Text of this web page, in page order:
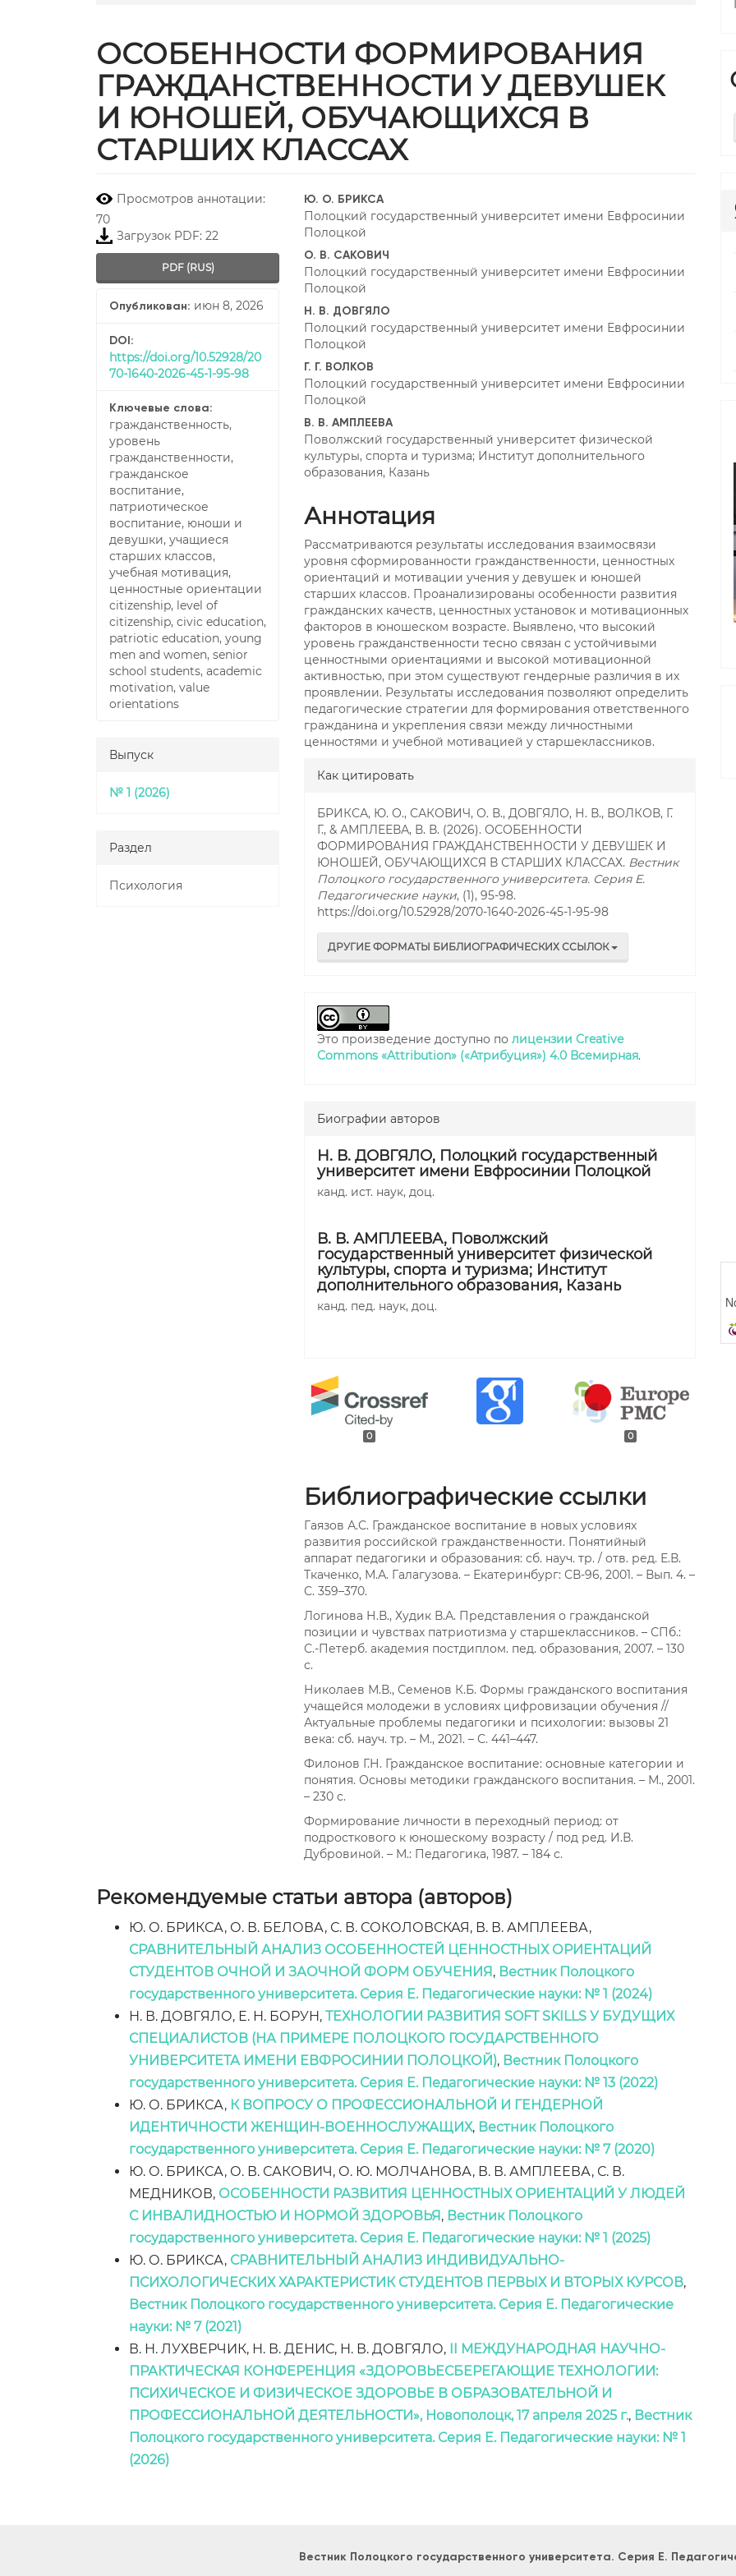
ОСОБЕННОСТИ ФОРМИРОВАНИЯ
ГРАЖДАНСТВЕННОСТИ У ДЕВУШЕК
И ЮНОШЕЙ, ОБУЧАЮЩИХСЯ В
СТАРШИХ КЛАССАХ
##plugins.themes.bootstrap3.article.sidebar##
Просмотров аннотации:
70
Загрузок PDF: 22
PDF (RUS)
Опубликован: июн 8, 2026
DOI:
https://doi.org/10.52928/20
70-1640-2026-45-1-95-98
Ключевые слова:
гражданственность,
уровень
гражданственности,
гражданское
воспитание,
патриотическое
воспитание, юноши и
девушки, учащиеся
старших классов,
учебная мотивация,
ценностные ориентации
citizenship, level of
citizenship, civic education,
patriotic education, young
men and women, senior
school students, academic
motivation, value
orientations
Выпуск
№ 1 (2026)
Раздел
Психология
Ю. О. БРИКСА
Полоцкий государственный университет имени Евфросинии
Полоцкой
О. В. САКОВИЧ
Полоцкий государственный университет имени Евфросинии
Полоцкой
Н. В. ДОВГЯЛО
Полоцкий государственный университет имени Евфросинии
Полоцкой
Г. Г. ВОЛКОВ
Полоцкий государственный университет имени Евфросинии
Полоцкой
В. В. АМПЛЕЕВА
Поволжский государственный университет физической
культуры, спорта и туризма; Институт дополнительного
образования, Казань
Аннотация
Рассматриваются результаты исследования взаимосвязи
уровня сформированности гражданственности, ценностных
ориентаций и мотивации учения у девушек и юношей
старших классов. Проанализированы особенности развития
гражданских качеств, ценностных установок и мотивационных
факторов в юношеском возрасте. Выявлено, что высокий
уровень гражданственности тесно связан с устойчивыми
ценностными ориентациями и высокой мотивационной
активностью, при этом существуют гендерные различия в их
проявлении. Результаты исследования позволяют определить
педагогические стратегии для формирования ответственного
гражданина и укрепления связи между личностными
ценностями и учебной мотивацией у старшеклассников.
Как цитировать
БРИКСА, Ю. О., САКОВИЧ, О. В., ДОВГЯЛО, Н. В., ВОЛКОВ, Г.
Г., & АМПЛЕЕВА, В. В. (2026). ОСОБЕННОСТИ
ФОРМИРОВАНИЯ ГРАЖДАНСТВЕННОСТИ У ДЕВУШЕК И
ЮНОШЕЙ, ОБУЧАЮЩИХСЯ В СТАРШИХ КЛАССАХ. Вестник
Полоцкого государственного университета. Серия E.
Педагогические науки, (1), 95-98.
https://doi.org/10.52928/2070-1640-2026-45-1-95-98
ДРУГИЕ ФОРМАТЫ БИБЛИОГРАФИЧЕСКИХ ССЫЛОК
Это произведение доступно полицензии Creative
Commons «Attribution» («Атрибуция») 4.0 Всемирная.
Биографии авторов
Н. В. ДОВГЯЛО, Полоцкий государственный
университет имени Евфросинии Полоцкой
канд. ист. наук, доц.
В. В. АМПЛЕЕВА, Поволжский
государственный университет физической
культуры, спорта и туризма; Институт
дополнительного образования, Казань
канд. пед. наук, доц.
0 0
Библиографические ссылки
Гаязов А.С. Гражданское воспитание в новых условиях
развития российской гражданственности. Понятийный
аппарат педагогики и образования: сб. науч. тр. / отв. ред. Е.В.
Ткаченко, М.А. Галагузова. – Екатеринбург: СВ-96, 2001. – Вып. 4. –
С. 359–370.
Логинова Н.В., Худик В.А. Представления о гражданской
позиции и чувствах патриотизма у старшеклассников. – СПб.:
С.-Петерб. академия постдиплом. пед. образования, 2007. – 130
с.
Николаев М.В., Семенов К.Б. Формы гражданского воспитания
учащейся молодежи в условиях цифровизации обучения //
Актуальные проблемы педагогики и психологии: вызовы 21
века: сб. науч. тр. – М., 2021. – С. 441–447.
Филонов Г.Н. Гражданское воспитание: основные категории и
понятия. Основы методики гражданского воспитания. – М., 2001.
– 230 с.
Формирование личности в переходный период: от
подросткового к юношескому возрасту / под ред. И.В.
Дубровиной. – М.: Педагогика, 1987. – 184 с.
Рекомендуемые статьи автора (авторов)
Ю. О. БРИКСА, О. В. БЕЛОВА, С. В. СОКОЛОВСКАЯ, В. В. АМПЛЕЕВА,
СРАВНИТЕЛЬНЫЙ АНАЛИЗ ОСОБЕННОСТЕЙ ЦЕННОСТНЫХ ОРИЕНТАЦИЙ
СТУДЕНТОВ ОЧНОЙ И ЗАОЧНОЙ ФОРМ ОБУЧЕНИЯ, Вестник Полоцкого
государственного университета. Серия E. Педагогические науки: № 1 (2024)
Н. В. ДОВГЯЛО, Е. Н. БОРУН, ТЕХНОЛОГИИ РАЗВИТИЯ SOFT SKILLS У БУДУЩИХ
СПЕЦИАЛИСТОВ (НА ПРИМЕРЕ ПОЛОЦКОГО ГОСУДАРСТВЕННОГО
УНИВЕРСИТЕТА ИМЕНИ ЕВФРОСИНИИ ПОЛОЦКОЙ), Вестник Полоцкого
государственного университета. Серия E. Педагогические науки: № 13 (2022)
Ю. О. БРИКСА, К ВОПРОСУ О ПРОФЕССИОНАЛЬНОЙ И ГЕНДЕРНОЙ
ИДЕНТИЧНОСТИ ЖЕНЩИН-ВОЕННОСЛУЖАЩИХ, Вестник Полоцкого
государственного университета. Серия E. Педагогические науки: № 7 (2020)
Ю. О. БРИКСА, О. В. САКОВИЧ, О. Ю. МОЛЧАНОВА, В. В. АМПЛЕЕВА, С. В.
МЕДНИКОВ, ОСОБЕННОСТИ РАЗВИТИЯ ЦЕННОСТНЫХ ОРИЕНТАЦИЙ У ЛЮДЕЙ
С ИНВАЛИДНОСТЬЮ И НОРМОЙ ЗДОРОВЬЯ, Вестник Полоцкого
государственного университета. Серия E. Педагогические науки: № 1 (2025)
Ю. О. БРИКСА, СРАВНИТЕЛЬНЫЙ АНАЛИЗ ИНДИВИДУАЛЬНО-
ПСИХОЛОГИЧЕСКИХ ХАРАКТЕРИСТИК СТУДЕНТОВ ПЕРВЫХ И ВТОРЫХ КУРСОВ,
Вестник Полоцкого государственного университета. Серия E. Педагогические
науки: № 7 (2021)
В. Н. ЛУХВЕРЧИК, Н. В. ДЕНИС, Н. В. ДОВГЯЛО, II МЕЖДУНАРОДНАЯ НАУЧНО-
ПРАКТИЧЕСКАЯ КОНФЕРЕНЦИЯ «ЗДОРОВЬЕСБЕРЕГАЮЩИЕ ТЕХНОЛОГИИ:
ПСИХИЧЕСКОЕ И ФИЗИЧЕСКОЕ ЗДОРОВЬЕ В ОБРАЗОВАТЕЛЬНОЙ И
ПРОФЕССИОНАЛЬНОЙ ДЕЯТЕЛЬНОСТИ», Новополоцк, 17 апреля 2025 г., Вестник
Полоцкого государственного университета. Серия E. Педагогические науки: № 1
(2026)
Вестник Полоцкого государственного университета. Серия E.